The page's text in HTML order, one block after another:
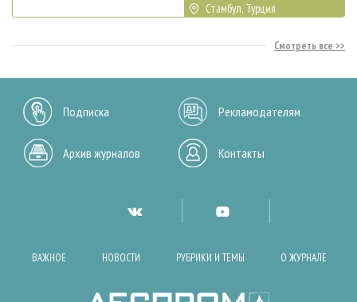
Стамбул, Турция
Смотреть все
Подписка Рекламодателям
Архив журналов Контакты
ВАЖНОЕ НОВОСТИ РУБРИКИ И ТЕМЫ О ЖУРНАЛЕ